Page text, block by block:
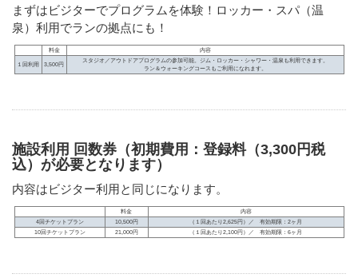
まずはビジターでプログラムを体験！ロッカー・スパ（温
泉）利用でランの拠点にも！
料金 内容
１回利用 3,500円
スタジオ／アウトドアプログラムの参加可能。ジム・ロッカー・シャワー・温泉も利用できます。
ラン＆ウォーキングコースもご利用になれます。
施設利用 回数券（初期費用：登録料（3,300円税
込）が必要となります）
内容はビジター利用と同じになります。
料金
内容
4回チケットプラン
10,500円
（１回あたり2,625円）／ 有効期限：2ヶ月
10回チケットプラン
21,000円 （１回あたり2,100円）／ 有効期限：6ヶ月